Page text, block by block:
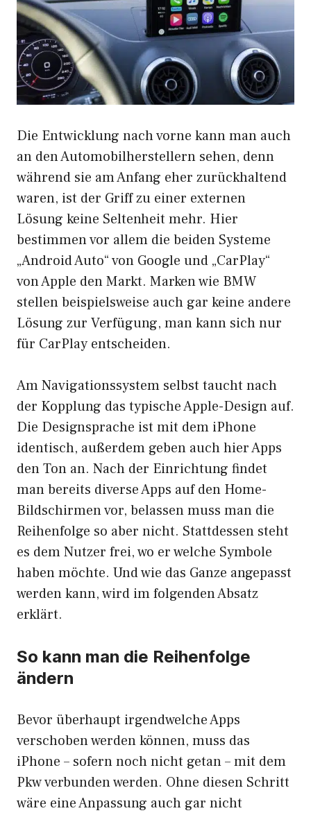
Die Entwicklung nach vorne kann man auch
an den Automobilherstellern sehen, denn
während sie am Anfang eher zurückhaltend
waren, ist der Griff zu einer externen
Lösung keine Seltenheit mehr. Hier
bestimmen vor allem die beiden Systeme
„Android Auto“ von Google und „CarPlay“
von Apple den Markt. Marken wie BMW
stellen beispielsweise auch gar keine andere
Lösung zur Verfügung, man kann sich nur
für CarPlay entscheiden.
Am Navigationssystem selbst taucht nach
der Kopplung das typische Apple-Design auf.
Die Designsprache ist mit dem iPhone
identisch, außerdem geben auch hier Apps
den Ton an. Nach der Einrichtung findet
man bereits diverse Apps auf den Home-
Bildschirmen vor, belassen muss man die
Reihenfolge so aber nicht. Stattdessen steht
es dem Nutzer frei, wo er welche Symbole
haben möchte. Und wie das Ganze angepasst
werden kann, wird im folgenden Absatz
erklärt.
So kann man die Reihenfolge
ändern
Bevor überhaupt irgendwelche Apps
verschoben werden können, muss das
iPhone – sofern noch nicht getan – mit dem
Pkw verbunden werden. Ohne diesen Schritt
wäre eine Anpassung auch gar nicht